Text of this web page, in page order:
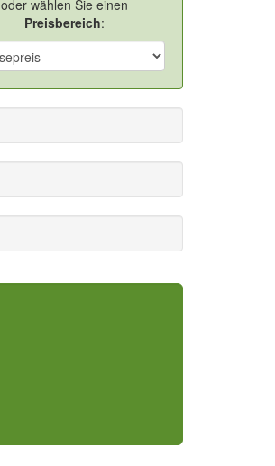
oder wählen Sie einen
Preisbereich: